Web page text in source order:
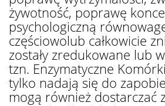
żywotność, poprawę
psychologiczną
częściowolub całkowicie
zostały zredukowane lub
tzn. Enzymatyczne
tylko nadają się do
mogą również dostarczać